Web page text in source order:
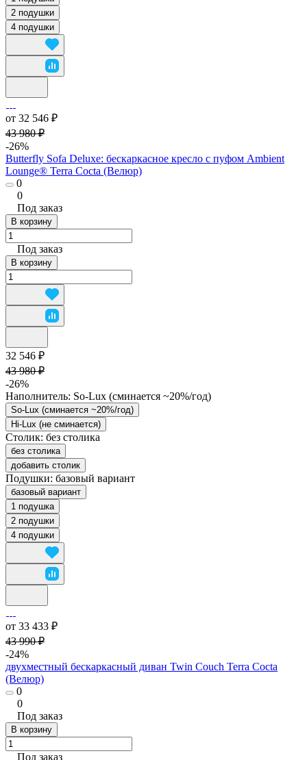
2 подушки
4 подушки
от 32 546 ₽
43 980 ₽
-26%
Butterfly Sofa Deluxe: бескаркасное кресло с пуфом Ambient
Lounge® Terra Cocta (Велюр)
0
0
Под заказ
В корзину
Под заказ
В корзину
32 546 ₽
43 980 ₽
-26%
Наполнитель: So-Lux (cминается ~20%/год)
So-Lux (cминается ~20%/год)
Hi-Lux (не сминается)
Столик: без столика
без столика
добавить столик
Подушки: базовый вариант
базовый вариант
1 подушка
2 подушки
4 подушки
от 33 433 ₽
43 990 ₽
-24%
двухместный бескаркасный диван Twin Couch Terra Cocta
(Велюр)
0
0
Под заказ
В корзину
Под заказ